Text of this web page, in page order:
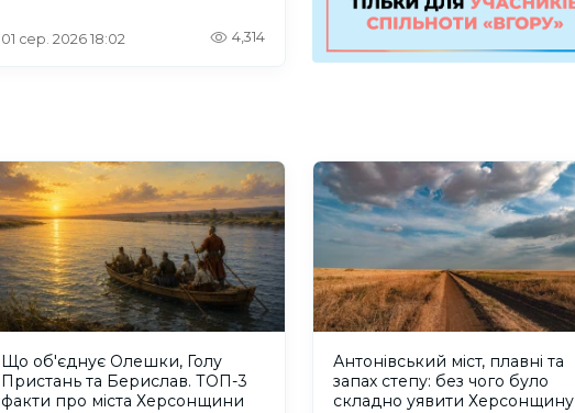
01 сер. 2026 18:02 4,314
Що об'єднує Олешки, Голу
Пристань та Берислав. ТОП-3
факти про міста Херсонщини
Антонівський міст, плавні та
запах степу: без чого було
складно уявити Херсонщину